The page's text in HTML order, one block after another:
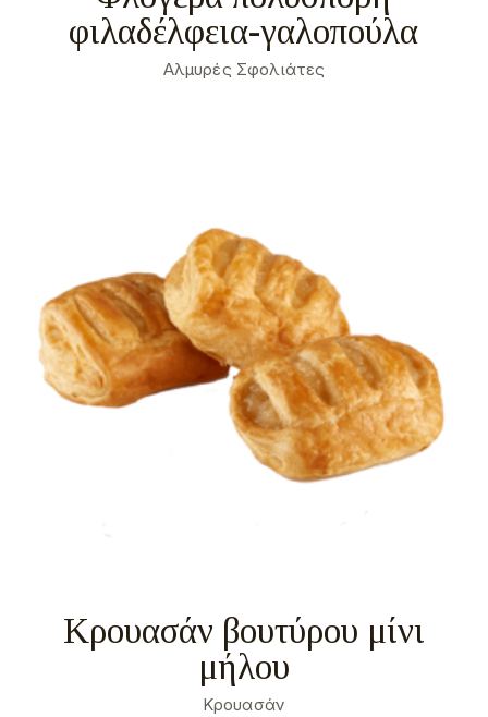
φιλαδέλφεια-γαλοπούλα
Αλμυρές Σφολιάτες
Κρουασάν βουτύρου μίνι
μήλου
Κρουασάν